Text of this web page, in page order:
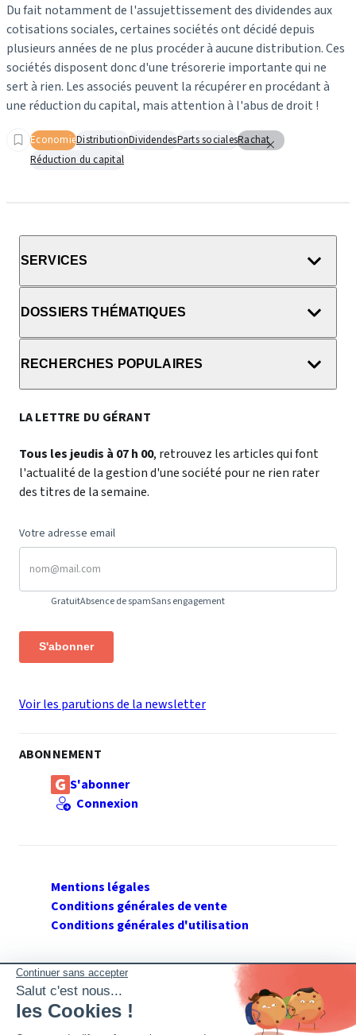
Du fait notamment de l'assujettissement des dividendes aux
cotisations sociales, certaines sociétés ont décidé depuis
plusieurs années de ne plus procéder à aucune distribution. Ces
sociétés disposent donc d'une trésorerie importante qui ne
sert à rien. Les associés peuvent la récupérer en procédant à
une réduction du capital, mais attention à l'abus de droit !
EconomieDistributionDividendesParts socialesRachat
Réduction du capital
SERVICES
DOSSIERS THÉMATIQUES
RECHERCHES POPULAIRES
LA LETTRE DU GÉRANT
Tous les jeudis à 07 h 00, retrouvez les articles qui font
l'actualité de la gestion d'une société pour ne rien rater
des titres de la semaine.
Votre adresse email
GratuitAbsence de spamSans engagement
S'abonner
Voir les parutions de la newsletter
ABONNEMENT
S'abonner
Connexion
Mentions légales
Conditions générales de vente
Conditions générales d'utilisation
SUIVEZ GERANT DE SARL